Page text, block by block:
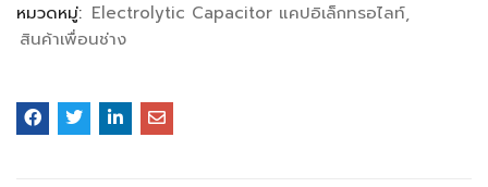
หมวดหมู่: Electrolytic Capacitor แคปอิเล็กทรอไลท์
สินค้าเพื่อนช่าง